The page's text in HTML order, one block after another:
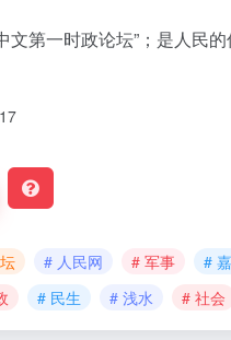
文第一时政论坛”；是人民
# 人民网 # 军事 #
# 民生 # 浅水 # 社会